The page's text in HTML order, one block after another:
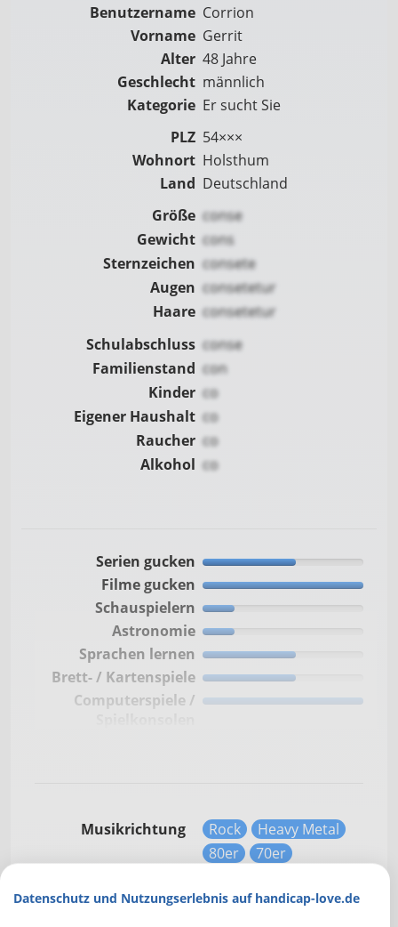
Datenschutz und Nutzungserlebnis auf handicap-love.de
Benutzername Corrion
Vorname Gerrit
Alter 48 Jahre
Geschlecht männlich
Kategorie Er sucht Sie
PLZ 54×××
Wohnort Holsthum
Land Deutschland
Größe conse
Gewicht cons
Sternzeichen consete
Augen consetetur
Haare consetetur
Schulabschluss conse
Familienstand con
Kinder co
Eigener Haushalt co
Raucher co
Alkohol co
Serien gucken
Filme gucken
Schauspielern
Astronomie
Sprachen lernen
Brett- / Kartenspiele
Computerspiele /
Sammeln
Fotografie
Musikrichtung Rock
Heavy Metal
80er
70er